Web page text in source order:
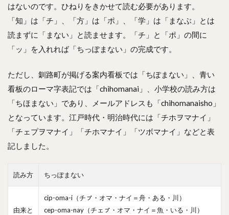
はないのです。ひねりをきかせて読む必要があります。
「知」は「チ」、「方」は「ポ」、「学」は「まなぶ」とは
読まずに「まない」と読ませます。「チ」と「ポ」の間に
「ッ」を入れれば「ちっぽまない」の完成です。
ただし、釧路町が掲げる案内看板では「ちぽまない」、青い
看板のローマ字表記では「chihomanai」、小学校の読み方は
「ちほまない」であり、メールアドレスも「chihomanaisho」
となっています。江戸時代・明治時代には「チホヲマナイ」
「チェプヲマナイ」「チホマナイ」「ツボマナイ」などと表
記しました。
読み方 ちっぽまない
由来と
cip-oma-i（チㇷ゚・オマ・ナイ＝舟・ある・川）
cep-oma-nay（チェㇷ゚・オマ・ナイ＝魚・いる・川）